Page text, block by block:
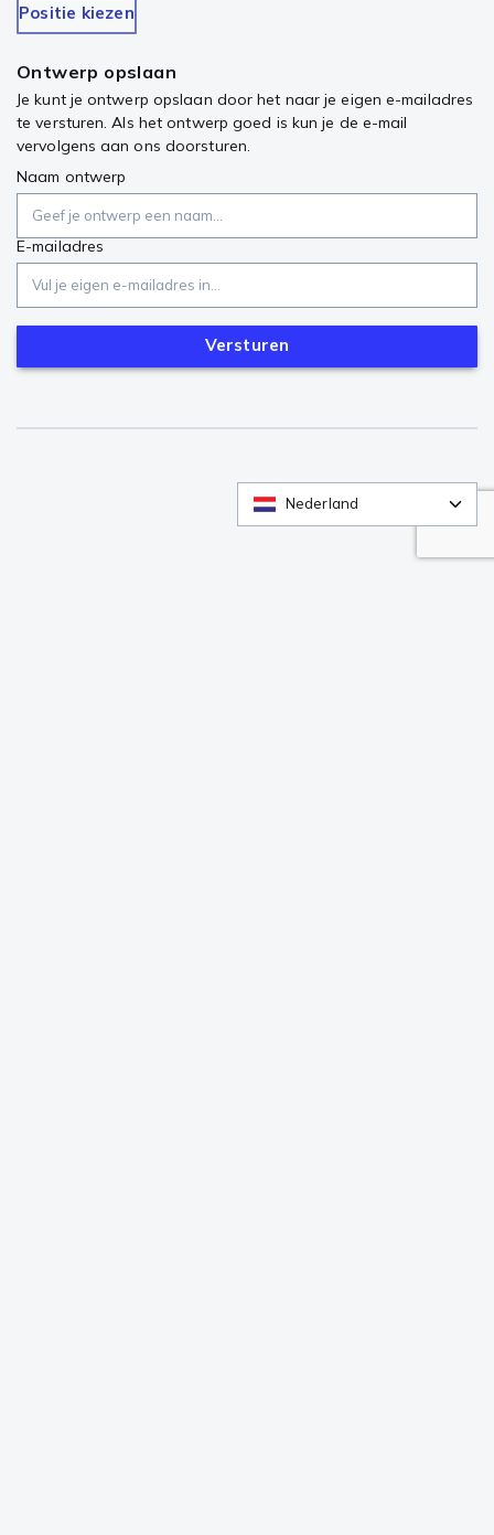
Positie kiezen
Ontwerp opslaan
Je kunt je ontwerp opslaan door het naar je eigen e-mailadres
te versturen. Als het ontwerp goed is kun je de e-mail
vervolgens aan ons doorsturen.
Naam ontwerp
E-mailadres
Versturen
Nederland